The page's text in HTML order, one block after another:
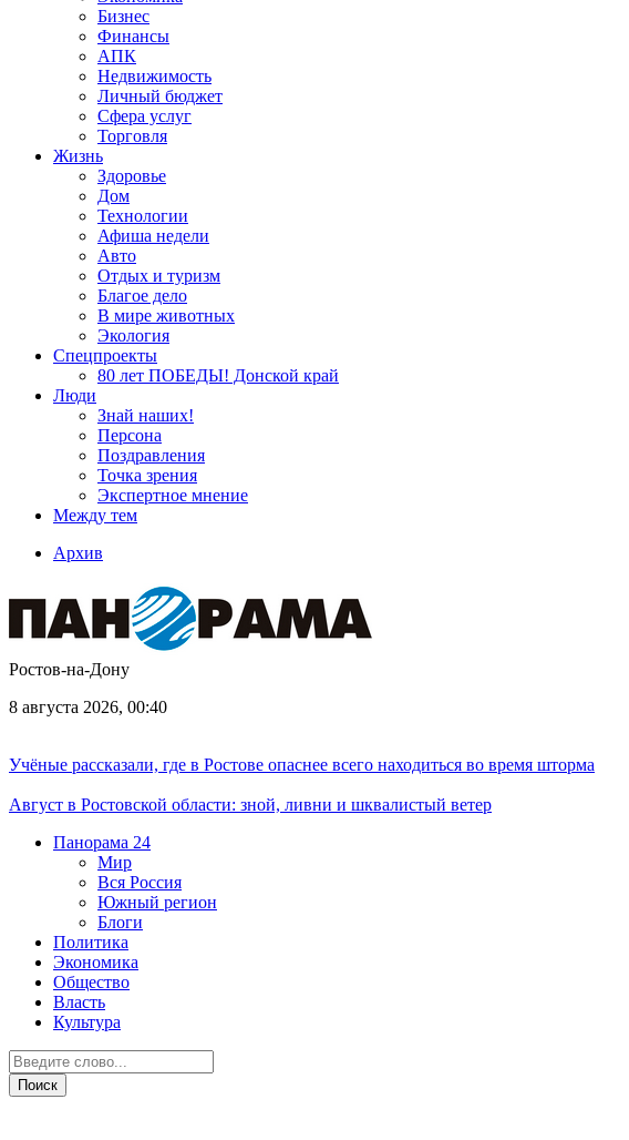
Бизнес
Финансы
АПК
Недвижимость
Личный бюджет
Сфера услуг
Торговля
Жизнь
Здоровье
Дом
Технологии
Афиша недели
Авто
Отдых и туризм
Благое дело
В мире животных
Экология
Спецпроекты
80 лет ПОБЕДЫ! Донской край
Люди
Знай наших!
Персона
Поздравления
Точка зрения
Экспертное мнение
Между тем
Архив
Ростов-на-Дону
8 августа 2026, 00:40
Учёные рассказали, где в Ростове опаснее всего находиться во время шторма
Август в Ростовской области: зной, ливни и шквалистый ветер
Панорама 24
Мир
Вся Россия
Южный регион
Блоги
Политика
Экономика
Общество
Власть
Культура